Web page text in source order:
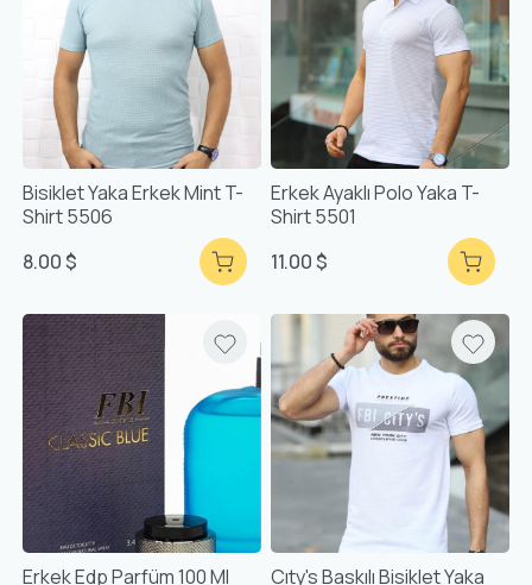
Bisiklet Yaka Erkek Mint T-
Shirt 5506
8.00 $
Erkek Ayaklı Polo Yaka T-
Shirt 5501
11.00 $
Erkek Edp Parfüm 100 Ml
Cıty's Baskılı Bisiklet Yaka